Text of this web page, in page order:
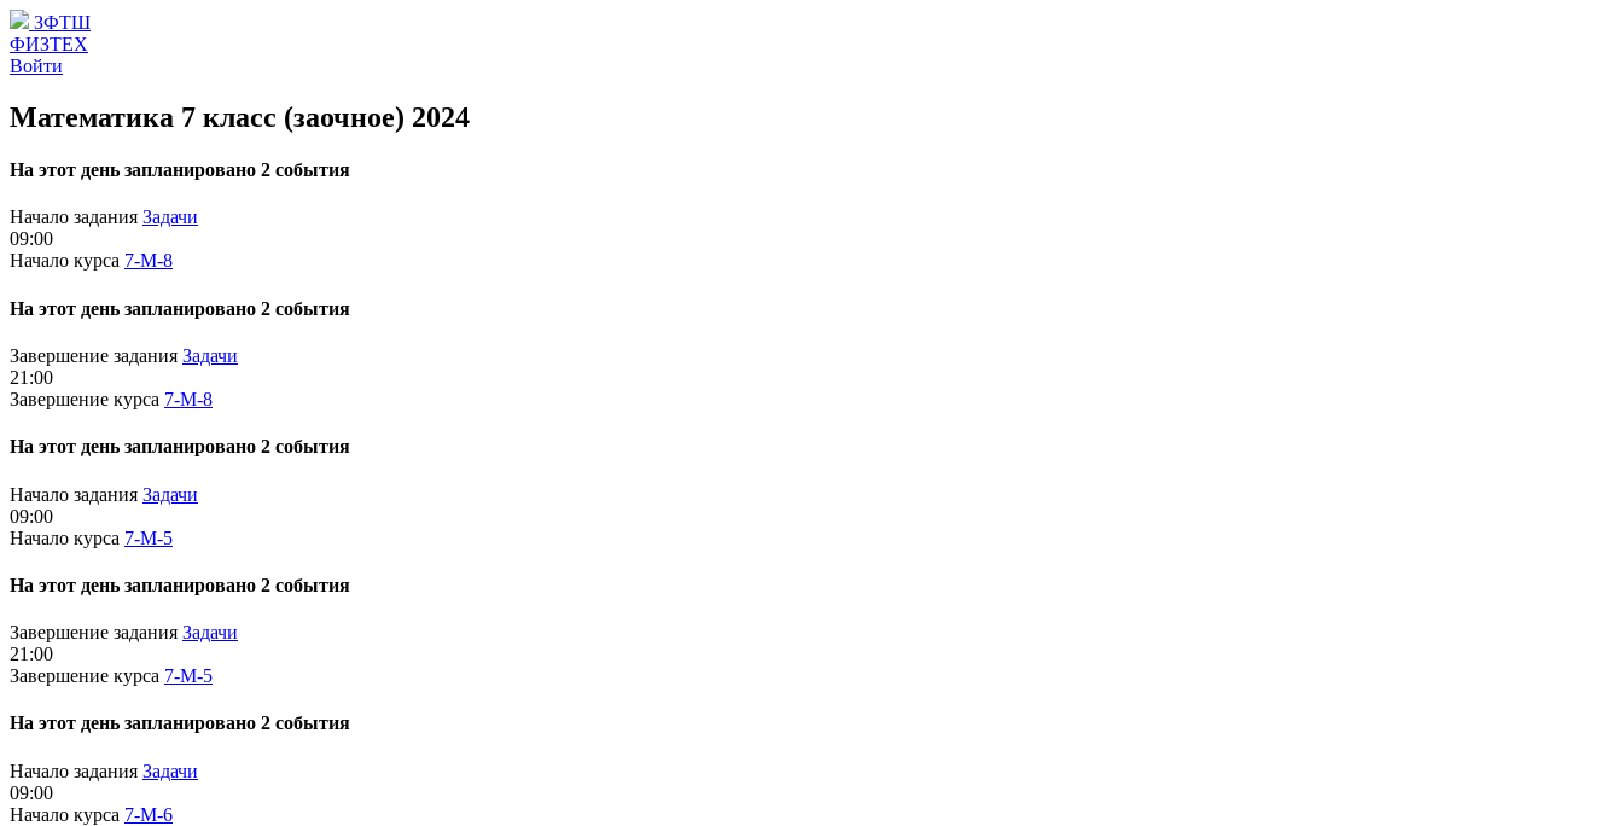
ЗФТШ
ФИЗТЕХ
Войти
Математика 7 класс (заочное) 2024
На этот день запланировано 2 события
Начало задания Задачи
09:00
Начало курса 7-М-8
На этот день запланировано 2 события
Завершение задания Задачи
21:00
Завершение курса 7-М-8
На этот день запланировано 2 события
Начало задания Задачи
09:00
Начало курса 7-М-5
На этот день запланировано 2 события
Завершение задания Задачи
21:00
Завершение курса 7-М-5
На этот день запланировано 2 события
Начало задания Задачи
09:00
Начало курса 7-М-6